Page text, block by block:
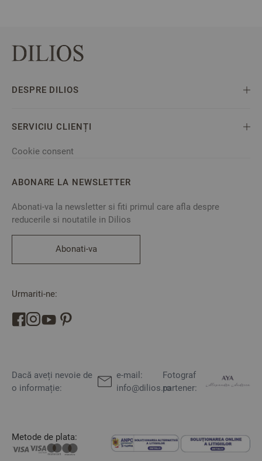
DESPRE DILIOS
SERVICIU CLIENȚI
Cookie consent
ABONARE LA NEWSLETTER
Abonati-va la newsletter si fiti primul care afla despre
reducerile si noutatile in Dilios
Abonati-va
Urmariti-ne:
Dacă aveți nevoie de
o informație:
e-mail:
info@dilios.ro
Fotograf
partener:
Metode de plata: